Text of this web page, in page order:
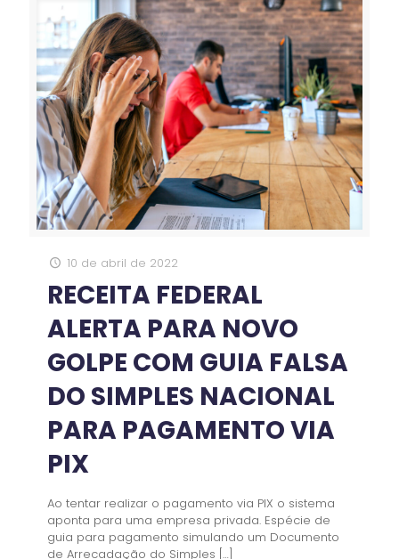
10 de abril de 2022
RECEITA FEDERAL
ALERTA PARA NOVO
GOLPE COM GUIA FALSA
DO SIMPLES NACIONAL
PARA PAGAMENTO VIA
PIX
Ao tentar realizar o pagamento via PIX o sistema
aponta para uma empresa privada. Espécie de
guia para pagamento simulando um Documento
de Arrecadação do Simples […]